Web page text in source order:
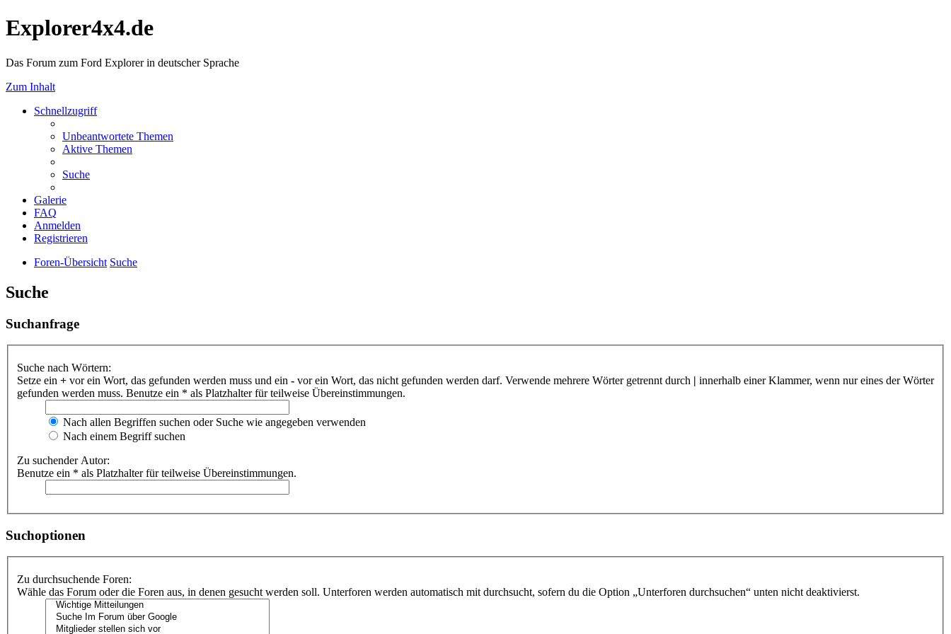
Explorer4x4.de
Das Forum zum Ford Explorer in deutscher Sprache
Zum Inhalt
Schnellzugriff
Unbeantwortete Themen
Aktive Themen
Suche
Galerie
FAQ
Anmelden
Registrieren
Foren-Übersicht Suche
Suche
Suchanfrage
Suche nach Wörtern:
Setze ein + vor ein Wort, das gefunden werden muss und ein - vor ein Wort, das nicht gefunden werden darf. Verwende mehrere Wörter getrennt durch | innerhalb einer Klammer, wenn nur eines der Wörter
gefunden werden muss. Benutze ein * als Platzhalter für teilweise Übereinstimmungen.
Nach allen Begriffen suchen oder Suche wie angegeben verwenden
Nach einem Begriff suchen
Zu suchender Autor:
Benutze ein * als Platzhalter für teilweise Übereinstimmungen.
Suchoptionen
Zu durchsuchende Foren:
Wähle das Forum oder die Foren aus, in denen gesucht werden soll. Unterforen werden automatisch mit durchsucht, sofern du die Option „Unterforen durchsuchen“ unten nicht deaktivierst.